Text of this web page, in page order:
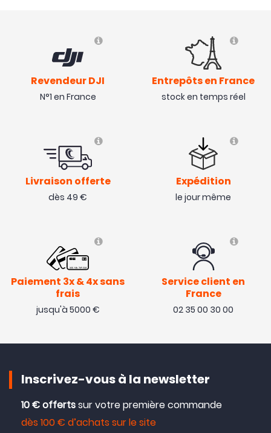
Revendeur DJI
N°1 en France
Entrepôts en France
stock en temps réel
Livraison offerte
dès 49 €
Expédition
le jour même
Paiement 3x & 4x sans
frais
jusqu'à 5000 €
Service client en
France
02 35 00 30 00
Inscrivez-vous à la newsletter
10 € offertssur votre première commande
dès 100 € d’achats sur le site